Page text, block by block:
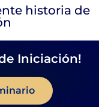
historia de
Iniciación!